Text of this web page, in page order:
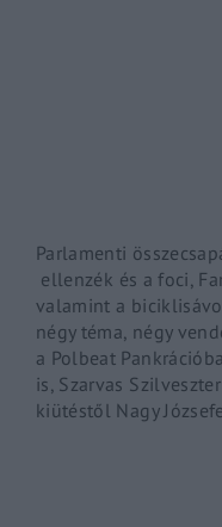
Parlamenti
ellenzék és a foci,
valamint a
négy téma, négy
a Polbeat
is, Szarvas
kiütéstől Nagy